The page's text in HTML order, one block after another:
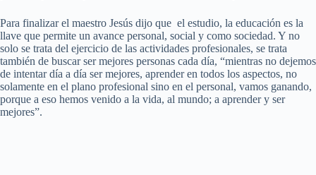
Para finalizar el maestro Jesús dijo que el estudio, la educación es la
llave que permite un avance personal, social y como sociedad. Y no
solo se trata del ejercicio de las actividades profesionales, se trata
también de buscar ser mejores personas cada día, “mientras no dejemos
de intentar día a día ser mejores, aprender en todos los aspectos, no
solamente en el plano profesional sino en el personal, vamos ganando,
porque a eso hemos venido a la vida, al mundo; a aprender y ser
mejores”.